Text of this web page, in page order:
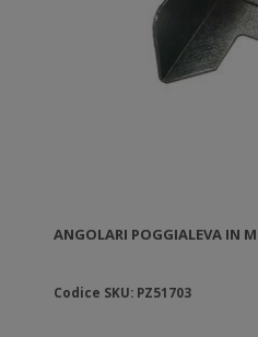
ANGOLARI POGGIALEVA IN
Codice SKU: PZ51703